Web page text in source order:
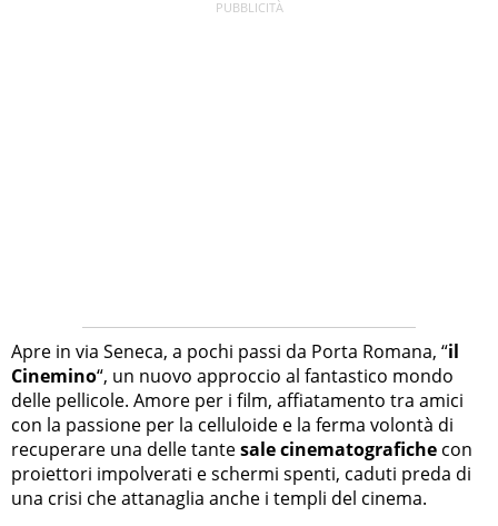
Apre in via Seneca, a pochi passi da Porta Romana, “il
Cinemino“, un nuovo approccio al fantastico mondo
delle pellicole. Amore per i film, affiatamento tra amici
con la passione per la celluloide e la ferma volontà di
recuperare una delle tantesale cinematografiche con
proiettori impolverati e schermi spenti, caduti preda di
una crisi che attanaglia anche i templi del cinema.